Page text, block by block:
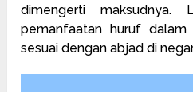
dimengerti maksudnya.
pemanfaatan huruf
sesuai dengan abjad di